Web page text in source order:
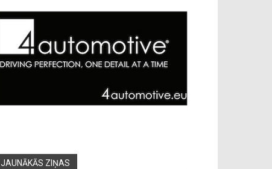
JAUNĀKĀS ZIŅAS